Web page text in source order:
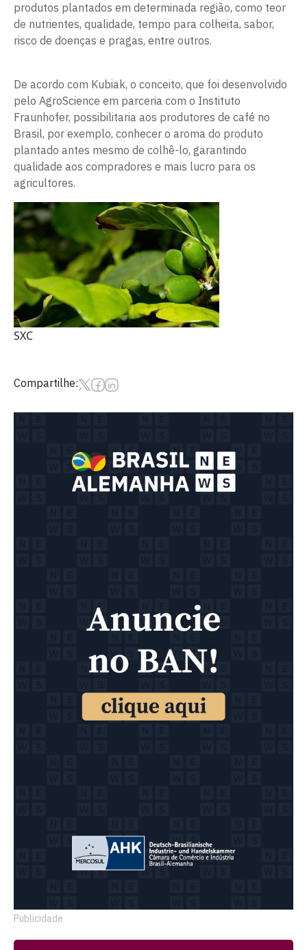
produtos plantados em determinada região, como teor
de nutrientes, qualidade, tempo para colheita, sabor,
risco de doenças e pragas, entre outros.
De acordo com Kubiak, o conceito, que foi desenvolvido
pelo AgroScience em parceria com o Instituto
Fraunhofer, possibilitaria aos produtores de café no
Brasil, por exemplo, conhecer o aroma do produto
plantado antes mesmo de colhê-lo, garantindo
qualidade aos compradores e mais lucro para os
agricultores.
SXC
Compartilhe:
Publicidade